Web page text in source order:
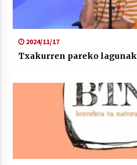
2024/11/17
Txakurren pareko lagunak